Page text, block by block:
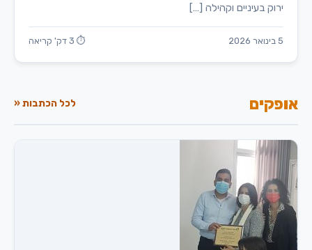
ירוק בעיניים וקהילה […]
5 בינואר 2026 ⏱ 3 דק' קריאה
אופקים לכל הכתבות «